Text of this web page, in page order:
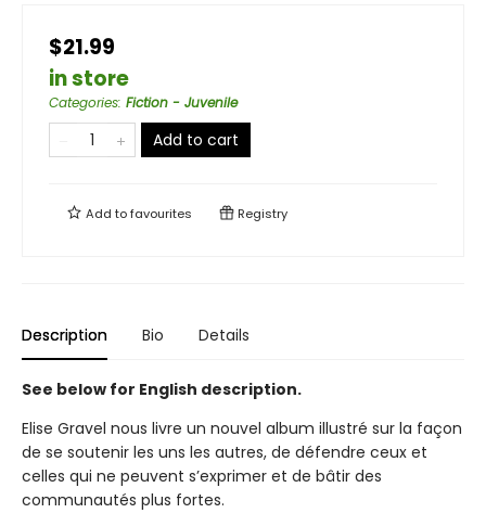
$21.99
in store
Categories: Fiction - Juvenile
Add to cart
Add tofavourites Registry
Description Bio Details
See below for English description.
Elise Gravel nous livre un nouvel album illustré sur la façon
de se soutenir les uns les autres, de défendre ceux et
celles qui ne peuvent s’exprimer et de bâtir des
communautés plus fortes.